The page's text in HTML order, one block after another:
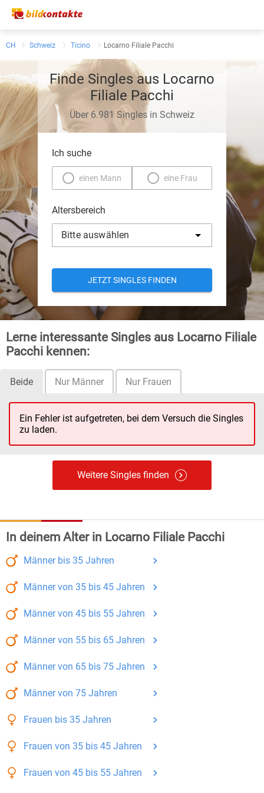
CH Schweiz Ticino Locarno Filiale Pacchi
Finde Singles aus Locarno
Filiale Pacchi
Über 6.981 Singles in Schweiz
Ich suche
einen Mann eine Frau
Altersbereich
Bitte auswählen
JETZT SINGLES FINDEN
Lerne interessante Singles aus Locarno Filiale
Pacchi kennen:
Beide Nur Männer Nur Frauen
Ein Fehler ist aufgetreten, bei dem Versuch die Singles
zu laden.
Weitere Singles finden
In deinem Alter in Locarno Filiale Pacchi
Männerbis 35 Jahren
Männervon 35 bis 45 Jahren
Männervon 45 bis 55 Jahren
Männervon 55 bis 65 Jahren
Männervon 65 bis 75 Jahren
Männervon 75 Jahren
Frauen bis 35 Jahren
Frauen von 35 bis 45 Jahren
Frauen von 45 bis 55 Jahren